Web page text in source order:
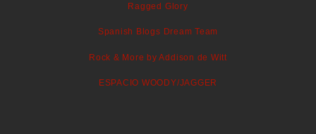
Ragged Glory
Spanish Blogs Dream Team
Rock & More by Addison de Witt
ESPACIO WOODY/JAGGER